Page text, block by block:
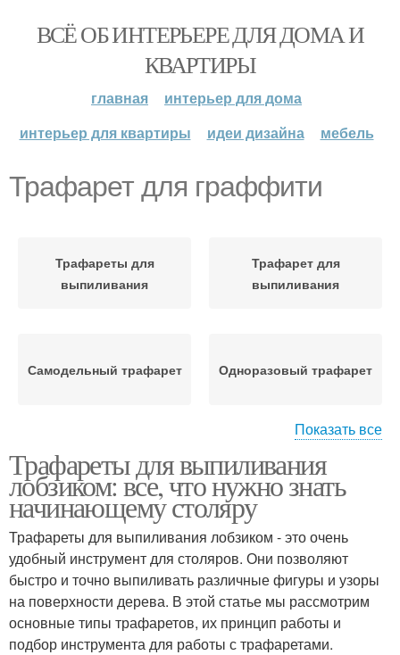
ВСЁ ОБ ИНТЕРЬЕРЕ ДЛЯ ДОМА И
КВАРТИРЫ
главная
интерьер для дома
интерьер для квартиры
идеи дизайна мебель
Трафарет для граффити
Трафареты для
выпиливания
Трафарет для
выпиливания
Самодельный трафарет Одноразовый трафарет
ограниченного
количества
трафарет
Показать все
Трафареты для выпиливания
лобзиком: все, что нужно знать
начинающему столяру
Трафареты для выпиливания лобзиком - это очень
удобный инструмент для столяров. Они позволяют
быстро и точно выпиливать различные фигуры и узоры
на поверхности дерева. В этой статье мы рассмотрим
основные типы трафаретов, их принцип работы и
подбор инструмента для работы с трафаретами.